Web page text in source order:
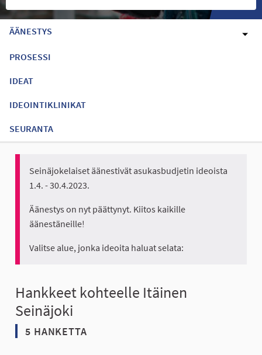
ÄÄNESTYS
PROSESSI
IDEAT
IDEOINTIKLINIKAT
SEURANTA
Seinäjokelaiset äänestivät asukasbudjetin ideoista
1.4. - 30.4.2023.
Äänestys on nyt päättynyt. Kiitos kaikille
äänestäneille!
Valitse alue, jonka ideoita haluat selata:
Hankkeet kohteelle Itäinen
Seinäjoki
5 HANKETTA